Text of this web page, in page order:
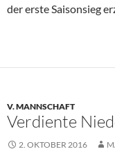
der erste Saisonsieg
V. MANNSCHAFT
Verdiente
2. OKTOBER 2016